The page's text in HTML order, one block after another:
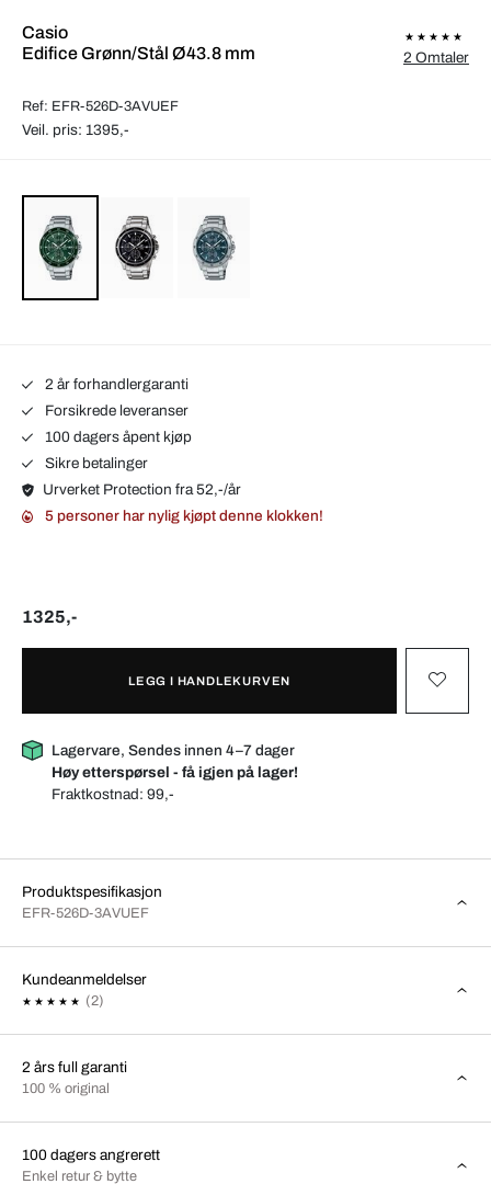
Casio
Edifice Grønn/Stål Ø43.8 mm
Ref: EFR-526D-3AVUEF
2 Omtaler
Veil. pris: 1395,-
2 år forhandlergaranti
Forsikrede leveranser
100 dagers åpent kjøp
Sikre betalinger
Urverket Protection fra 52,-/år
5 personer har nylig kjøpt denne klokken!
1325,-
LEGG I HANDLEKURVEN
Lagervare, Sendes innen 4–7 dager
Høy etterspørsel - få igjen på lager!
Fraktkostnad:99,-
Produktspesifikasjon
EFR-526D-3AVUEF
Kundeanmeldelser
(2)
2 års full garanti
100 % original
100 dagers angrerett
Enkel retur & bytte